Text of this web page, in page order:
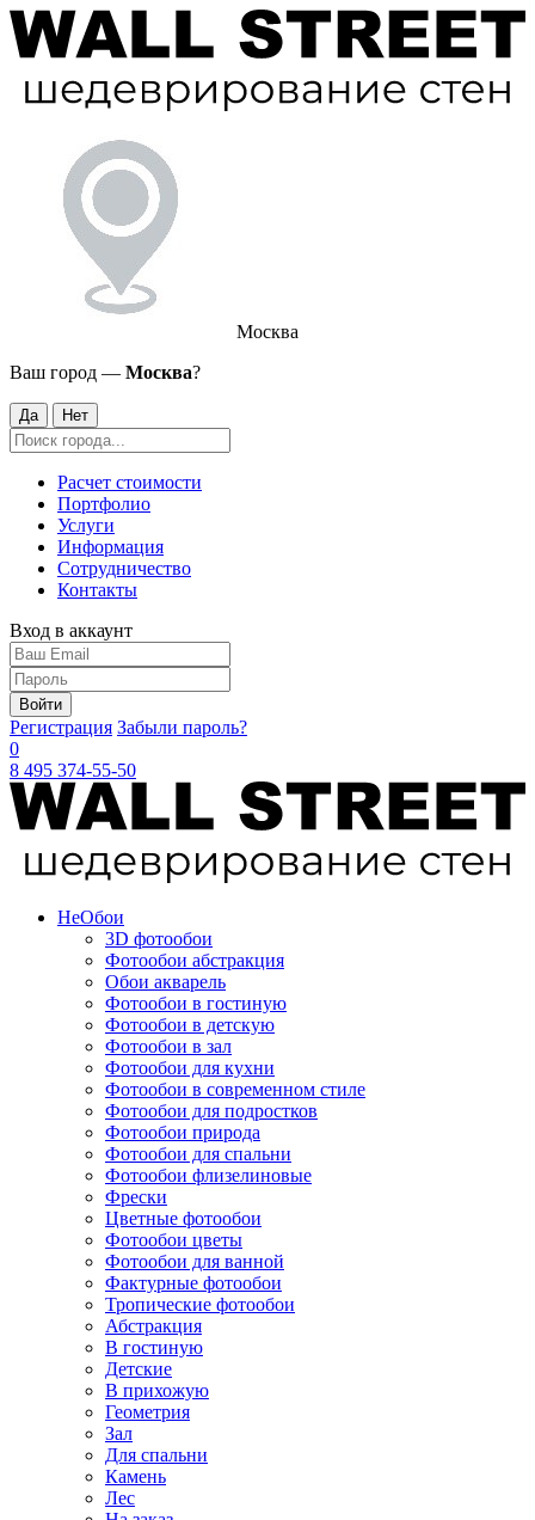
Москва
Ваш город — Москва?
Да Нет
Расчет стоимости
Портфолио
Услуги
Информация
Сотрудничество
Контакты
Вход в аккаунт
Войти
Регистрация Забыли пароль?
0
8 495 374-55-50
НеОбои
3D фотообои
Фотообои абстракция
Обои акварель
Фотообои в гостиную
Фотообои в детскую
Фотообои в зал
Фотообои для кухни
Фотообои в современном стиле
Фотообои для подростков
Фотообои природа
Фотообои для спальни
Фотообои флизелиновые
Фрески
Цветные фотообои
Фотообои цветы
Фотообои для ванной
Фактурные фотообои
Тропические фотообои
Абстракция
В гостиную
Детские
В прихожую
Геометрия
Зал
Для спальни
Камень
Лес